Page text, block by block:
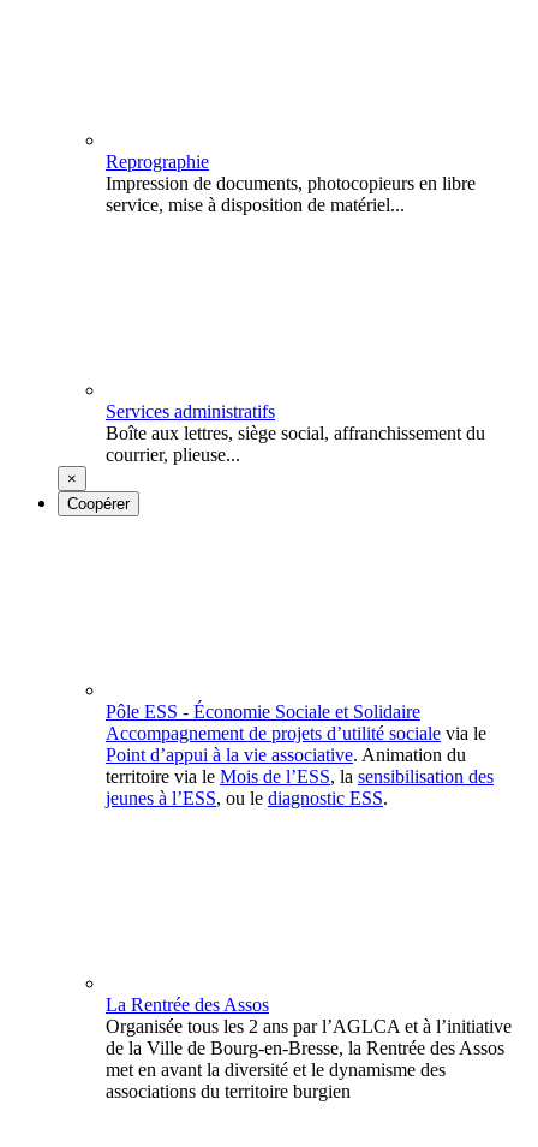
Reprographie
Impression de documents, photocopieurs en libre
service, mise à disposition de matériel...
Services administratifs
Boîte aux lettres, siège social, affranchissement du
courrier, plieuse...
×
Coopérer
Pôle ESS - Économie Sociale et Solidaire
Accompagnement de projets d’utilité sociale via le
Point d’appui à la vie associative. Animation du
territoire via le Mois de l’ESS, la sensibilisation des
jeunes à l’ESS, ou le diagnostic ESS.
La Rentrée des Assos
Organisée tous les 2 ans par l’AGLCA et à l’initiative
de la Ville de Bourg-en-Bresse, la Rentrée des Assos
met en avant la diversité et le dynamisme des
associations du territoire burgien